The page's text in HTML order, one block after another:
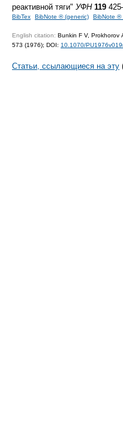
реактивной тяги" УФН 119
BibTex BibNote ® (generic) BibNote ®
English citation: Bunkin F V, Prokhorov
573 (1976); DOI: 10.1070/
Статьи, ссылающиеся на эту